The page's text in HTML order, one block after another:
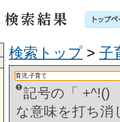
検索トップ > 子
記号の「 +^!()
な意味を打ち